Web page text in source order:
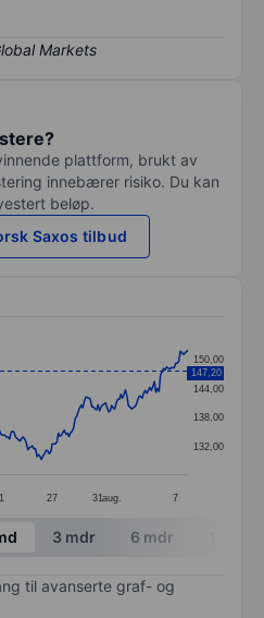
plattform, brukt av
innebærer risiko. Du kan
beløp.
Saxos tilbud
categories.
values. Data ranges
27 31aug. 7
132,00
138,00
144,00
150,00
147,20
3 mdr 6 mdr
til avanserte graf- og